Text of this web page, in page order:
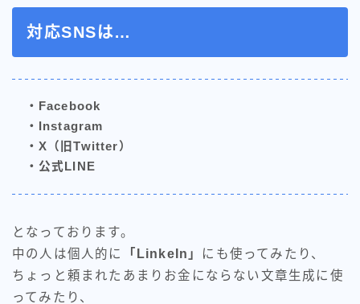
対応SNSは…
・Facebook
・Instagram
・X（旧Twitter）
・公式LINE
となっております。
中の人は個人的に
「LinkeIn」 にも使ってみたり、
ちょっと頼まれたあまりお金にならない文章生成に使
ってみたり、